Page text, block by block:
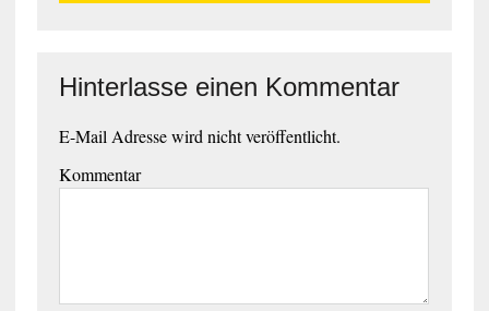
Hinterlasse einen Kommentar
E-Mail Adresse wird nicht veröffentlicht.
Kommentar